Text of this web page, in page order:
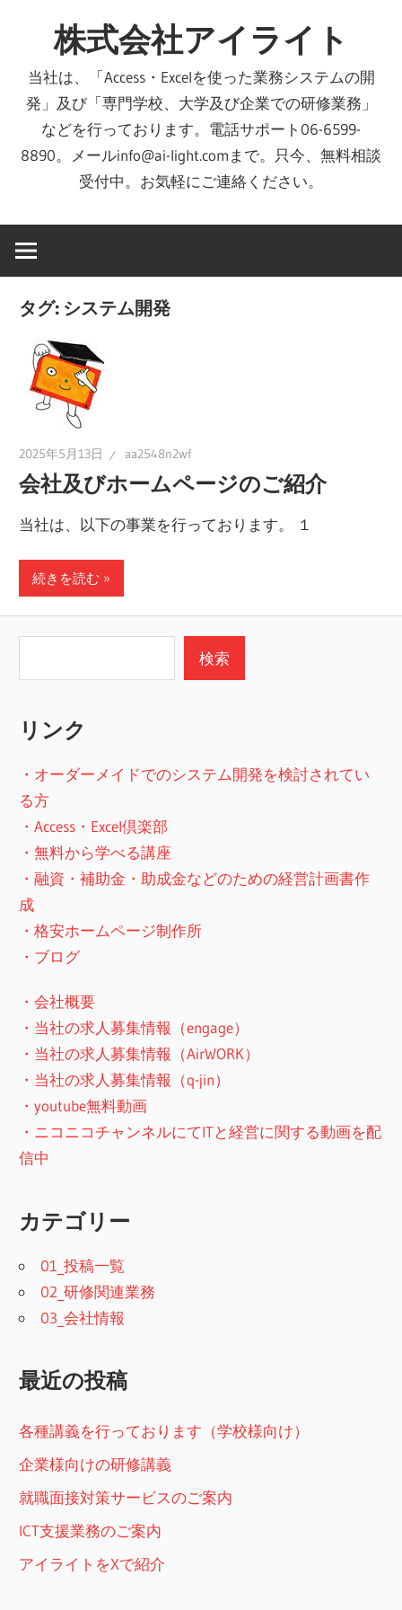
ッ
株式会社アイライト
当社は、「Access・Excelを使った業務システムの開
発」及び「専門学校、大学及び企業での研修業務」
などを行っております。電話サポート06-6599-
8890。メールinfo@ai-light.comまで。只今、無料相談
受付中。お気軽にご連絡ください。
タグ: システム開発
2025年5月13日 aa2548n2wf
会社及びホームページのご紹介
当社は、以下の事業を行っております。 １
続きを読む
検索
リンク
・オーダーメイドでのシステム開発を検討されてい
る方
・Access・Excel倶楽部
・無料から学べる講座
・融資・補助金・助成金などのための経営計画書作
成
・格安ホームページ制作所
・ブログ
・会社概要
・当社の求人募集情報（engage）
・当社の求人募集情報（AirWORK）
・当社の求人募集情報（q-jin）
・youtube無料動画
・ニコニコチャンネルにてITと経営に関する動画を配
信中
カテゴリー
01_投稿一覧
02_研修関連業務
03_会社情報
最近の投稿
各種講義を行っております（学校様向け）
企業様向けの研修講義
就職面接対策サービスのご案内
ICT支援業務のご案内
アイライトをXで紹介